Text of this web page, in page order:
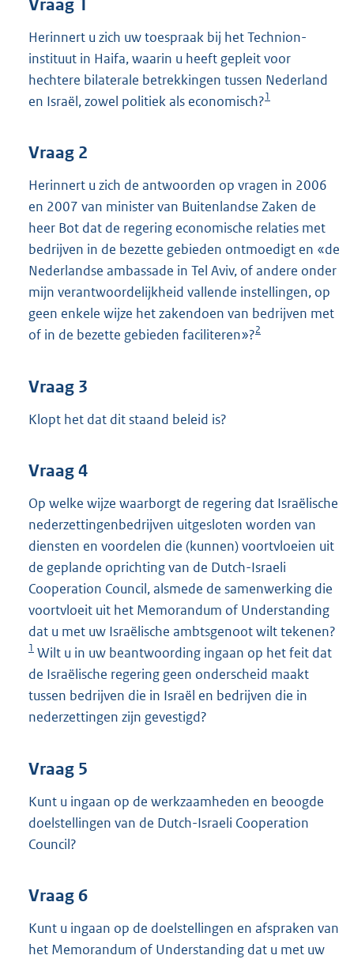
Vraag 1
Herinnert u zich uw toespraak bij het Technion-
instituut in Haifa, waarin u heeft gepleit voor
hechtere bilaterale betrekkingen tussen Nederland
en Israël, zowel politiek als economisch?1
Vraag 2
Herinnert u zich de antwoorden op vragen in 2006
en 2007 van minister van Buitenlandse Zaken de
heer Bot dat de regering economische relaties met
bedrijven in de bezette gebieden ontmoedigt en «de
Nederlandse ambassade in Tel Aviv, of andere onder
mijn verantwoordelijkheid vallende instellingen, op
geen enkele wijze het zakendoen van bedrijven met
of in de bezette gebieden faciliteren»?2
Vraag 3
Klopt het dat dit staand beleid is?
Vraag 4
Op welke wijze waarborgt de regering dat Israëlische
nederzettingenbedrijven uitgesloten worden van
diensten en voordelen die (kunnen) voortvloeien uit
de geplande oprichting van de Dutch-Israeli
Cooperation Council, alsmede de samenwerking die
voortvloeit uit het Memorandum of Understanding
dat u met uw Israëlische ambtsgenoot wilt tekenen?
1 Wilt u in uw beantwoording ingaan op het feit dat
de Israëlische regering geen onderscheid maakt
tussen bedrijven die in Israël en bedrijven die in
nederzettingen zijn gevestigd?
Vraag 5
Kunt u ingaan op de werkzaamheden en beoogde
doelstellingen van de Dutch-Israeli Cooperation
Council?
Vraag 6
Kunt u ingaan op de doelstellingen en afspraken van
het Memorandum of Understanding dat u met uw